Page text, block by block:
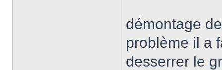
démontage
problème il a
desserrer le